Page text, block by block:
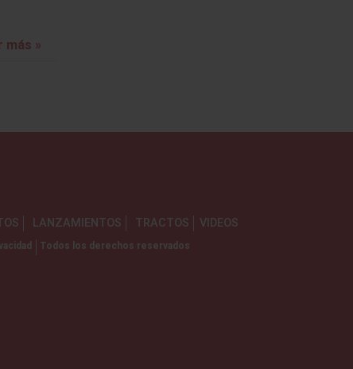
más »
LANZAMIENTOS TRACTOS VIDEOS
Todos los derechos reservados